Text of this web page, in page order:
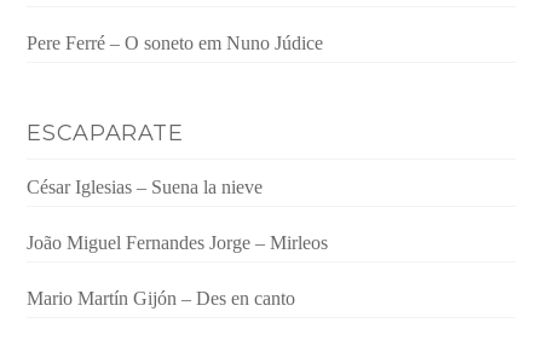
Pere Ferré – O soneto em Nuno Júdice
ESCAPARATE
César Iglesias – Suena la nieve
João Miguel Fernandes Jorge – Mirleos
Mario Martín Gijón – Des en canto